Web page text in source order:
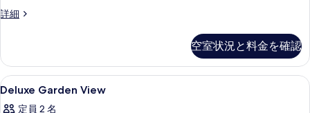
の
べ
て
の
詳細
共
ト
リ
ー
空室状況と料金を確認
Deluxe
Garden
14
Deluxe Garden View
定員 2 名